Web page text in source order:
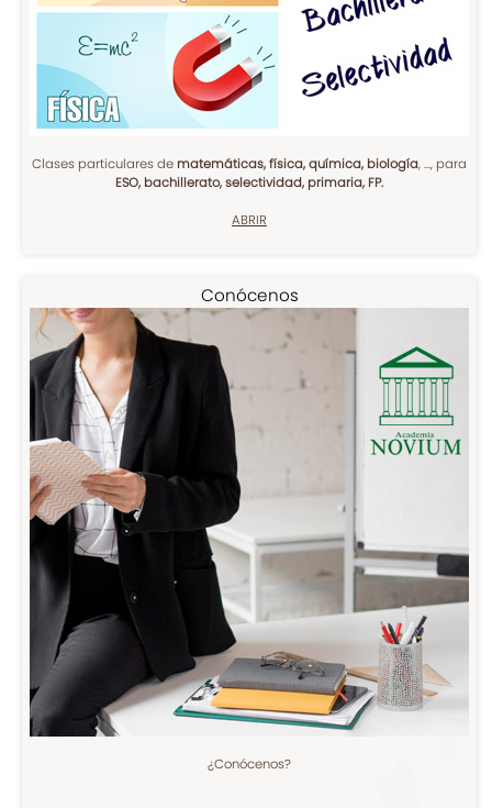
Clases particulares de matemáticas, física, química, biología, ..., para
ESO, bachillerato, selectividad, primaria, FP.
ABRIR
Conócenos
¿Conócenos?